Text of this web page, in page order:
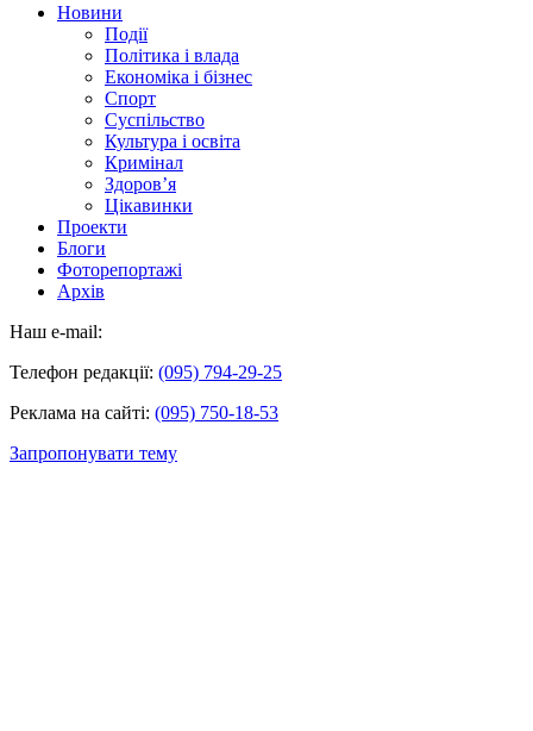
Новини
Події
Політика і влада
Економіка і бізнес
Спорт
Суспільство
Культура і освіта
Кримінал
Здоров’я
Цікавинки
Проекти
Блоги
Фоторепортажі
Архів
Наш e-mail:
Телефон редакції: (095) 794-29-25
Реклама на сайті: (095) 750-18-53
Запропонувати тему